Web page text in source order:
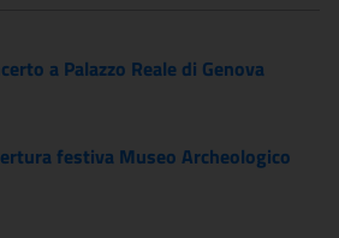
a Palazzo Reale di Genova
festiva Museo Archeologico